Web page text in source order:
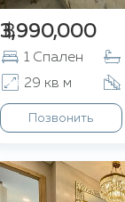
฿ 3,990,000
1 Спален
29 кв м
Позвонить